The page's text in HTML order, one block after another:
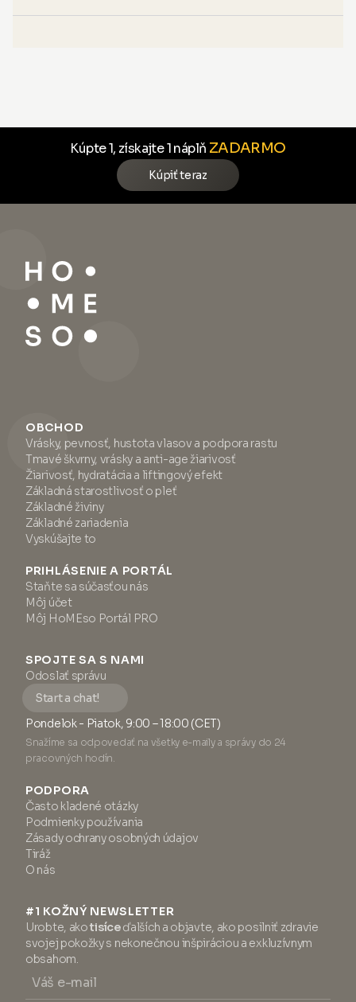
Kúpte 1, získajte 1 náplň ZADARMO
Kúpiť teraz
OBCHOD
Vrásky, pevnosť, hustota vlasov a podpora rastu
Tmavé škvrny, vrásky a anti-age žiarivosť
Žiarivosť, hydratácia a liftingový efekt
Základná starostlivosť o pleť
Základné živiny
Základné zariadenia
Vyskúšajte to
PRIHLÁSENIE A PORTÁL
Staňte sa súčasťou nás
Môj účet
Môj HoMEso Portál PRO
SPOJTE SA S NAMI
Odoslať správu
Start a chat!
Pondelok - Piatok, 9:00 – 18:00 (CET)
Snažíme sa odpovedať na všetky e-maily a správy do 24
pracovných hodín.
PODPORA
Často kladené otázky
Podmienky používania
Zásady ochrany osobných údajov
Tiráž
O nás
#1 KOŽNÝ NEWSLETTER
Urobte, akotisíceďalších a objavte, ako posilniť zdravie
svojej pokožky s nekonečnou inšpiráciou a exkluzívnym
obsahom.